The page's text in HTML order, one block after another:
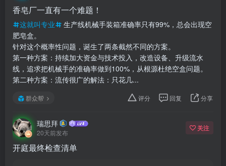
香皂厂一直有一个难题！
这就叫专业
生产线机械手装箱准确率只有99%，总会出现空
肥皂盒。
针对这个概率性问题，诞生了两条截然不同的方案。
第一种方案：持续加大资金与技术投入，改造设备、升级流水
线，追求把机械手的准确率做到100%，从根源杜绝空盒问题。
第二种方案：流传很广的解法：只花几...
群众帮 评分 回复 分享
瑞思拜
20天前发布
关注
开庭最终检查清单